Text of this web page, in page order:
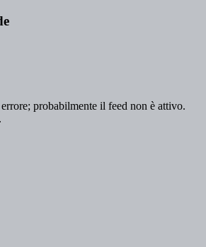
probabilmente il feed non è attivo.